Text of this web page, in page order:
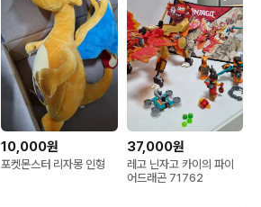
10,000원
포켓몬스터 리자몽 인형
37,000원
레고 닌자고 카이의 파이
어드래곤 71762